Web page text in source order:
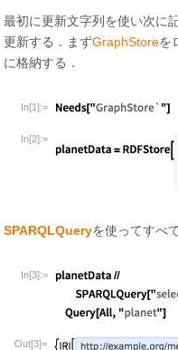
最初に更新文字列を使い次に
更新する．まずGraphStoreを
に格納する．
In[1]:=
In[2]:=
SPARQLQueryを使ってすべ
In[3]:=
Out[3]=